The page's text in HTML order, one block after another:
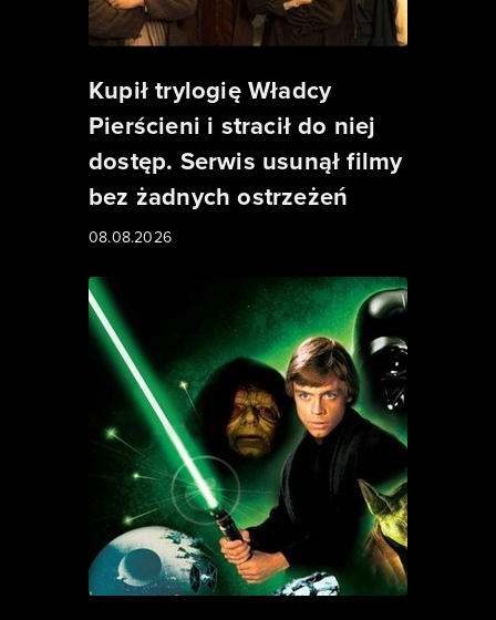
Kupił trylogię Władcy
Pierścieni i stracił do niej
dostęp. Serwis usunął filmy
bez żadnych ostrzeżeń
08.08.2026